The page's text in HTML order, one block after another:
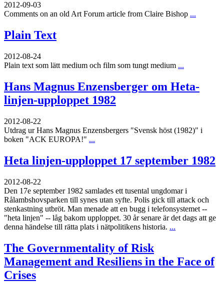
2012-09-03
Comments on an old Art Forum article from Claire Bishop ...
Plain Text
2012-08-24
Plain text som lätt medium och film som tungt medium ...
Hans Magnus Enzensberger om Heta-
linjen-upploppet 1982
2012-08-22
Utdrag ur Hans Magnus Enzensbergers "Svensk höst (1982)" i
boken "ACK EUROPA!" ...
Heta linjen-upploppet 17 september 1982
2012-08-22
Den 17e september 1982 samlades ett tusental ungdomar i
Rålambshovsparken till synes utan syfte. Polis gick till attack och
stenkastning utbröt. Man menade att en bugg i telefonsystemet --
"heta linjen" -- låg bakom upploppet. 30 år senare är det dags att ge
denna händelse till rätta plats i nätpolitikens historia. ...
The Governmentality of Risk
Management and Resiliens in the Face of
Crises